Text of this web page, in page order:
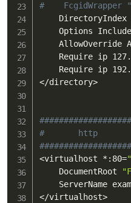
#    FcgidWrapper
DirectoryIndex
Options
AllowOverride
Require ip
</directory>
#       http
<virtualhost *:80=
    DocumentRoot
</virtualhost>